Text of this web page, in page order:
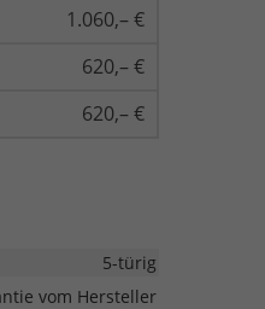
1.060,– €
620,– €
620,– €
5-türig
vom Hersteller